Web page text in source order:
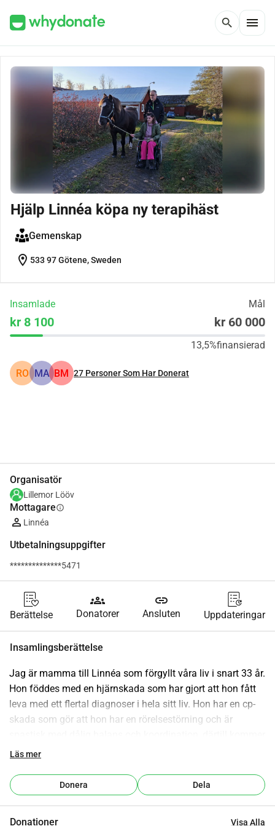
search menu
Hjälp Linnéa köpa ny terapihäst
Gemenskap
location_on 533 97 Götene, Sweden
Insamlade Mål
kr 8 100 kr 60 000
13,5%finansierad
RO MA BM 27 Personer Som Har Donerat
Organisatör
Lillemor Lööv
Mottagareinfo
Linnéa
Utbetalningsuppgifter
**************5471
Berättelse
groups
Donatorer
link
Ansluten Uppdateringar
Insamlingsberättelse
Jag är mamma till Linnéa som förgyllt våra liv i snart 33 år.
Hon föddes med en hjärnskada som har gjort att hon fått
leva med ett flertal diagnoser i hela sitt liv. Hon har en cp-
skada som gör att hon har en rörelsestörning och är
svår epilepsi, svår synnedsättning, autsim och adhd samt
använda hästen som ett redskap i sin habilitering. Det
innebär att hon kan stretcha sina spastiska muskler och
Läs mer
Donera Dela
Donationer Visa Alla